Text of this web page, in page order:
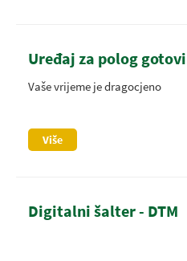
Uređaj za polog
Vaše vrijeme je dragocjeno
Više
Digitalni šalter - DTM